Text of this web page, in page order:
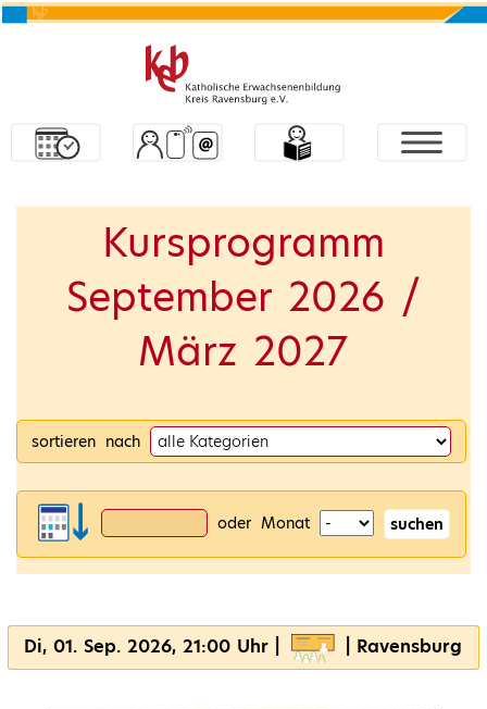
Kursprogramm
September 2026 /
März 2027
sortieren nach
oder Monat suchen
Di, 01. Sep. 2026, 21:00 Uhr | | Ravensburg